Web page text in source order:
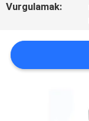
TEKLIF
ISTEĞI
VR
Vurgulamak: